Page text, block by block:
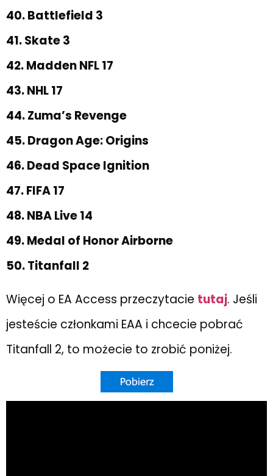
40. Battlefield 3
41. Skate 3
42. Madden NFL 17
43. NHL 17
44. Zuma’s Revenge
45. Dragon Age: Origins
46. Dead Space Ignition
47. FIFA 17
48. NBA Live 14
49. Medal of Honor Airborne
50. Titanfall 2
Więcej o EA Access przeczytacie tutaj. Jeśli
jesteście członkami EAA i chcecie pobrać
Titanfall 2, to możecie to zrobić poniżej.